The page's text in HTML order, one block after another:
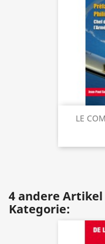
LE
4 andere
Kategorie: